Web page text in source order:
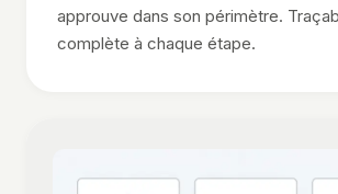
approuve dans son périmètre.
complète à chaque étape.